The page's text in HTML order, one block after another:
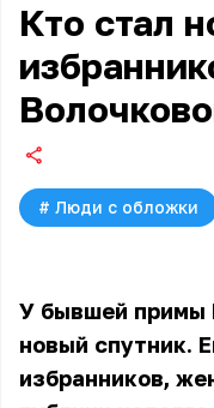
Кто стал
# Люди с обложки
У бывшей примы
новый спутник.
избранников,